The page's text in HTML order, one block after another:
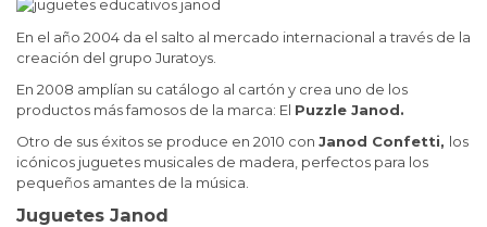
En el año 2004 da el salto al mercado internacional a través de la
creación del grupo Juratoys.
En 2008 amplían su catálogo al cartón y crea uno de los
productos más famosos de la marca: El Puzzle Janod.
Otro de sus éxitos se produce en 2010 con Janod Confetti, los
icónicos juguetes musicales de madera, perfectos para los
pequeños amantes de la música.
Juguetes Janod